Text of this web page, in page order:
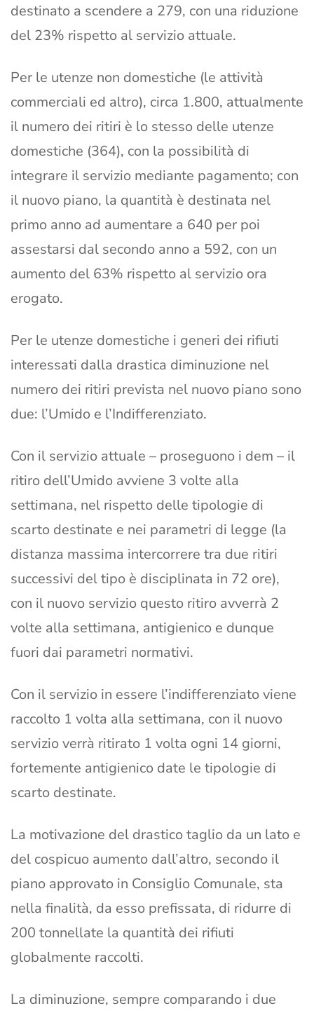
destinato a scendere a 279, con una riduzione
del 23% rispetto al servizio attuale.
Per le utenze non domestiche (le attività
commerciali ed altro), circa 1.800, attualmente
il numero dei ritiri è lo stesso delle utenze
domestiche (364), con la possibilità di
integrare il servizio mediante pagamento; con
il nuovo piano, la quantità è destinata nel
primo anno ad aumentare a 640 per poi
assestarsi dal secondo anno a 592, con un
aumento del 63% rispetto al servizio ora
erogato.
Per le utenze domestiche i generi dei rifiuti
interessati dalla drastica diminuzione nel
numero dei ritiri prevista nel nuovo piano sono
due: l’Umido e l’Indifferenziato.
Con il servizio attuale – proseguono i dem – il
ritiro dell’Umido avviene 3 volte alla
settimana, nel rispetto delle tipologie di
scarto destinate e nei parametri di legge (la
distanza massima intercorrere tra due ritiri
successivi del tipo è disciplinata in 72 ore),
con il nuovo servizio questo ritiro avverrà 2
volte alla settimana, antigienico e dunque
fuori dai parametri normativi.
Con il servizio in essere l’indifferenziato viene
raccolto 1 volta alla settimana, con il nuovo
servizio verrà ritirato 1 volta ogni 14 giorni,
fortemente antigienico date le tipologie di
scarto destinate.
La motivazione del drastico taglio da un lato e
del cospicuo aumento dall’altro, secondo il
piano approvato in Consiglio Comunale, sta
nella finalità, da esso prefissata, di ridurre di
200 tonnellate la quantità dei rifiuti
globalmente raccolti.
La diminuzione, sempre comparando i due